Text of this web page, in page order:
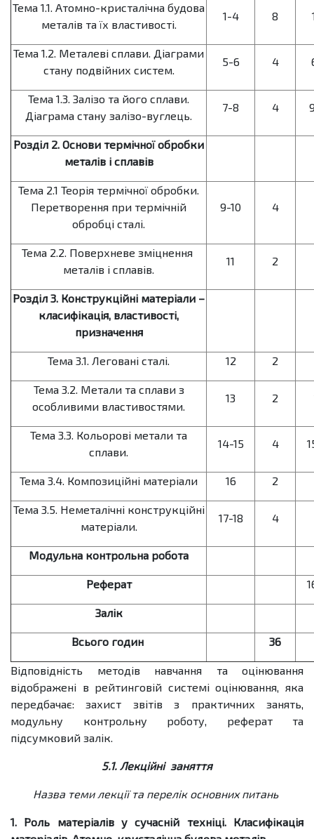
Тема 1.1. Атомно-кристалічна будова
металів та їх властивості.
1-4 8
Тема 1.2. Металеві сплави. Діаграми
стану подвійних систем.
5-6 4
Тема 1.3. Залізо та його сплави.
Діаграма стану залізо-вуглець.
7-8 4
Розділ 2. Основи термічної обробки
металів і сплавів
Тема 2.1 Теорія термічної обробки.
Перетворення при термічній
обробці сталі.
9-10 4
Тема 2.2. Поверхневе зміцнення
металів і сплавів.
11 2
Розділ 3. Конструкційні матеріали –
класифікація, властивості,
призначення
Тема 3.1. Леговані сталі. 12 2
Тема 3.2. Метали та сплави з
особливими властивостями.
13 2
Тема 3.3. Кольорові метали та
сплави.
14-15 4
Тема 3.4. Композиційні матеріали 16 2
Тема 3.5. Неметалічні конструкційні
матеріали.
17-18 4
Модульна контрольна робота
Реферат
Залік
Всього годин 36
Відповідність методів навчання та оцінювання
відображені в рейтинговій системі оцінювання, яка
передбачає: захист звітів з практичних занять,
модульну контрольну роботу, реферат та
підсумковий залік.
5.1. Лекційні заняття
Назва теми лекції та перелік основних питань
1. Роль матеріалів у сучасній техніці. Класифікація